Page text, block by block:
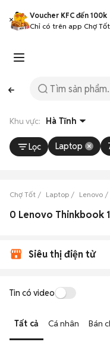
Voucher KFC đến 100k
Chỉ có trên app Chợ Tốt
Khu vực: Hà Tĩnh
Lọc Laptop
Chợ Tốt Laptop Lenovo
0 Lenovo Thinkbook
Siêu thị điện tử
Tin có video
Tất cả Cá nhân Bán